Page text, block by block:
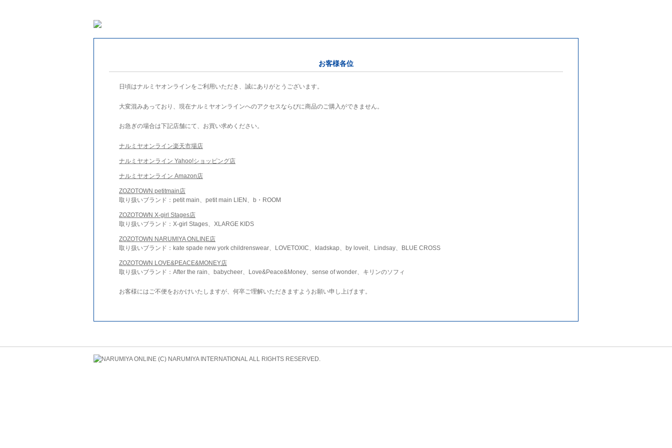
お客様各位
日頃はナルミヤオンラインをご利用いただき、誠にありがとうございます。
大変混みあっており、現在ナルミヤオンラインへのアクセスならびに商品のご購入ができません。
お急ぎの場合は下記店舗にて、お買い求めください。
ナルミヤオンライン楽天市場店
ナルミヤオンライン Yahoo!ショッピング店
ナルミヤオンライン Amazon店
ZOZOTOWN petitmain店
取り扱いブランド：petit main、petit main LIEN、b・ROOM
ZOZOTOWN X-girl Stages店
取り扱いブランド：X-girl Stages、XLARGE KIDS
ZOZOTOWN NARUMIYA ONLINE店
取り扱いブランド：kate spade new york childrenswear、LOVETOXIC、kladskap、by loveit、Lindsay、BLUE CROSS
ZOZOTOWN LOVE&PEACE&MONEY店
取り扱いブランド：After the rain、babycheer、Love&Peace&Money、sense of wonder、キリンのソフィ
お客様にはご不便をおかけいたしますが、何卒ご理解いただきますようお願い申し上げます。